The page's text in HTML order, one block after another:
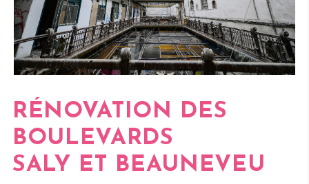
RÉNOVATION DES
BOULEVARDS
SALY ET BEAUNEVEU